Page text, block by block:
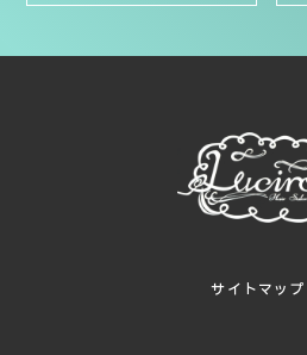
サイトマップ